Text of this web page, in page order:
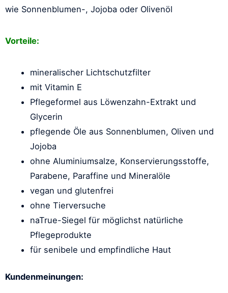
wie Sonnenblumen-, Jojoba oder Olivenöl
Vorteile:
mineralischer Lichtschutzfilter
mit Vitamin E
Pflegeformel aus Löwenzahn-Extrakt und
Glycerin
pflegende Öle aus Sonnenblumen, Oliven und
Jojoba
ohne Aluminiumsalze, Konservierungsstoffe,
Parabene, Paraffine und Mineralöle
vegan und glutenfrei
ohne Tierversuche
naTrue-Siegel für möglichst natürliche
Pflegeprodukte
für senibele und empfindliche Haut
Kundenmeinungen: